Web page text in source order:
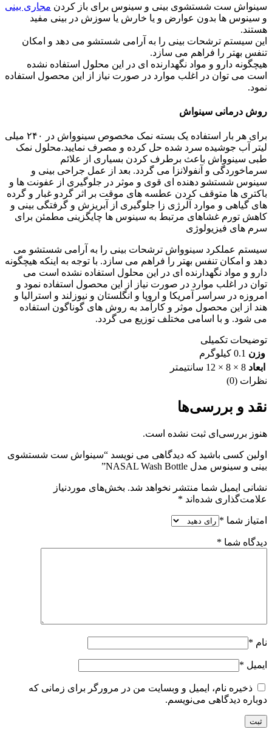
سینواش ست شستشوی بینی و سینوس برای باز کردن مجاری بینی
و سینوس ها بدون عوارض و یا خارش یا سوزش در بینی مفید
هستند.
این سیستم ترشحات بینی را به آرامی شستشو می دهد و امکان
تنفس بهتر را فراهم می سازد.
هیچگونه دارو و مواد نگهدارنده ای در این محلول استفاده نشده
است می توان در اغلب موارد در صورت نیاز از این محصول استفاده
نمود.
روش درمانی سینواش
برای هر بار استفاده یک بسته نمک مخصوص سینوواش در ۲۴۰ میلی
لیتر آب جوشیده سرد شده حل کرده و مصرف نمایید.محلول نمک
طبی سینوواش باعث برطرف کردن بسیاری از علائم
سرماخوردگی و آنفولانزا می گردد. بعد از عمل جراحی بینی و
سینوس شستشو دهنده ای قوی و موثر در جلوگیری از عفونت ها و
باکتری ها متوقف کردن عطسه های موقت بر اثر گردو غبار و گرده
های گیاهی و موارد آلرژی زا جلوگیری از آبریزش و گرفتگی بینی و
کاهش تورم غشاهای مرتبط به سینوس ها چایگزینی مطمئن برای
سرم های فیزیولوژی
سیستم عملکرد سینوواش ترشحات بینی را به آرامی شستشو می
دهد و امکان تنفس بهتر را فراهم می سازد. با توجه به اینکه هیچگونه
دارو و مواد نگهدارنده ای در این محلول استفاده نشده است می
توان در اغلب موارد در صورت نیاز از این محصول استفاده نمود و
امروزه در سراسر آمریکا و اروپا و انگلستان و نیوزلند و استرالیا و
هند از این محصول موثر و کارآمد به روش های گوناگون استفاده
می شود. و با اسامی مختلف توزیع می گردد.
توضیحات تکمیلی
وزن 0.1 کیلوگرم
ابعاد 8 × 8 × 12 سانتیمتر
نظرات (0)
نقد و بررسی‌ها
هنوز بررسی‌ای ثبت نشده است.
اولین کسی باشید که دیدگاهی می نویسد “سینواش ست شستشوی
بینی و سینوس مدل NASAL Wash Bottle”
نشانی ایمیل شما منتشر نخواهد شد. بخش‌های موردنیاز
علامت‌گذاری شده‌اند *
امتیاز شما *
دیدگاه شما *
نام *
ایمیل *
ذخیره نام، ایمیل و وبسایت من در مرورگر برای زمانی که
دوباره دیدگاهی می‌نویسم.